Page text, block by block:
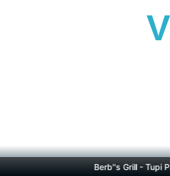
Berb''s Grill - Tupi